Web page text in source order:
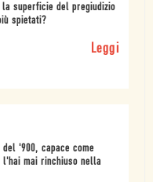
superficie del pregiudizio
spietati?
Leggi
'900, capace come
mai rinchiuso nella